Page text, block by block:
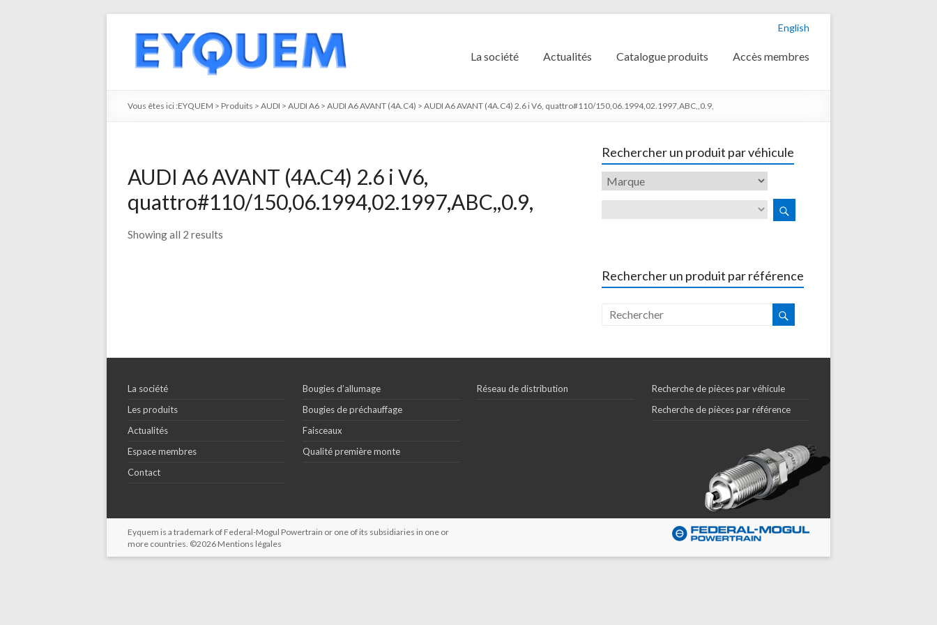
English
La société Actualités Catalogue produits Accès membres
Vous êtes ici :EYQUEM > Produits > AUDI > AUDI A6 > AUDI A6 AVANT (4A.C4) > AUDI A6 AVANT (4A.C4) 2.6 i V6, quattro#110/150,06.1994,02.1997,ABC,,0.9,
AUDI A6 AVANT (4A.C4) 2.6 i V6,
quattro#110/150,06.1994,02.1997,ABC,,0.9,
Showing all 2 results
Rechercher un produit par véhicule
Rechercher un produit par référence
La société
Les produits
Actualités
Espace membres
Contact
Bougies d’allumage
Bougies de préchauffage
Faisceaux
Qualité première monte
Réseau de distribution
Recherche de pièces par véhicule
Recherche de pièces par référence
Eyquem is a trademark of Federal-Mogul Powertrain or one of its subsidiaries in one or
more countries. ©2026 Mentions légales